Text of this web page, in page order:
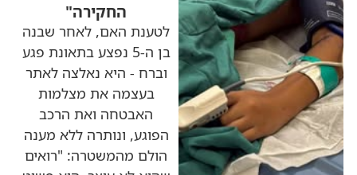
החקירה"
לטענת האם, לאחר שבנה
בן ה-5 נפצע בתאונת פגע
וברח - היא נאלצה לאתר
בעצמה את מצלמות
האבטחה ואת הרכב
הפוגע, ונותרה ללא מענה
הולם מהמשטרה: "רואים